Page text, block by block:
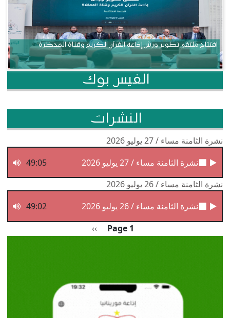
افتتاح ملتقى تطوير ورش إذاعة القرآن الكريم وقناة المحظرة
الفيس بوك
النشرات
نشرة الثامنة مساء / 27 يوليو 2026
نشرة الثامنة مساء / 27 يوليو 2026
49:05
نشرة الثامنة مساء / 26 يوليو 2026
نشرة الثامنة مساء / 26 يوليو 2026
49:02
Page 1 الصفحة التالية
››